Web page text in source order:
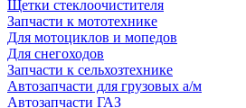
Щетки стеклоочистителя
Запчасти к мототехнике
Для мотоциклов и мопедов
Для снегоходов
Запчасти к сельхозтехнике
Автозапчасти для грузовых а/м
Автозапчасти ГАЗ